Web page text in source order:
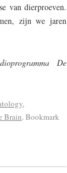
van dierproeven.
zijn we jaren
De
,
Brain. Bookmark